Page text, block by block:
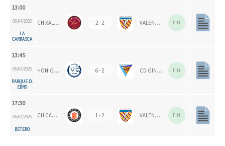
13:00
06/04/2025
LA
CARRASCA
CH XALOC 2 - 2 VALENCIA CH FIN
13:45
06/04/2025
PARQUE D.
EBRO
HONIGVÖGEL HH 79 6 - 2 CD GINER DE LOS RÍOS FIN
17:30
06/04/2025
BETERO
CH CARPESA 1 - 2 VALENCIA CH 1924 FIN